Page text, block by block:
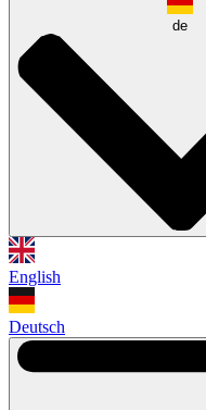
de
English
Deutsch